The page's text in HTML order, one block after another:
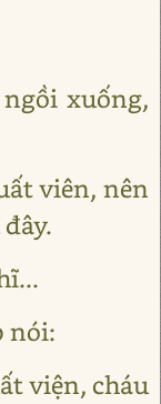
xuống,
viên, nên
nói:
viện, cháu